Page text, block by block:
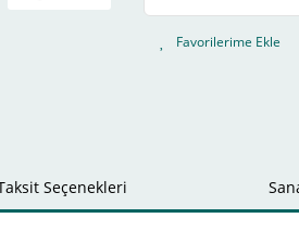
Seçenekleri